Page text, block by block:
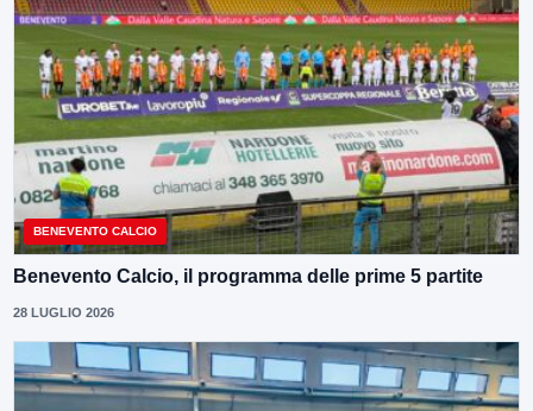
BENEVENTO CALCIO
Benevento Calcio, il programma delle prime 5 partite
28 LUGLIO 2026